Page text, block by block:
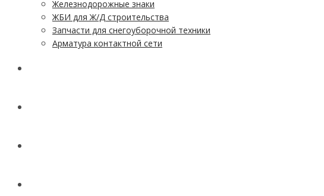
Железнодорожные знаки
ЖБИ для Ж/Д строительства
Запчасти для снегоуборочной техники
Арматура контактной сети